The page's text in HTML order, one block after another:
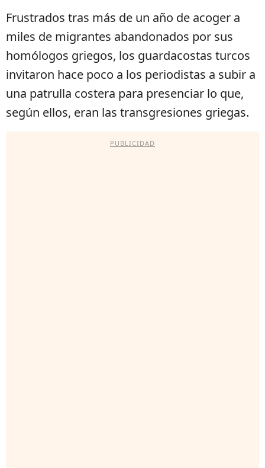
Frustrados tras más de un año de acoger a
miles de migrantes abandonados por sus
homólogos griegos, los guardacostas turcos
invitaron hace poco a los periodistas a subir a
una patrulla costera para presenciar lo que,
según ellos, eran las transgresiones griegas.
PUBLICIDAD